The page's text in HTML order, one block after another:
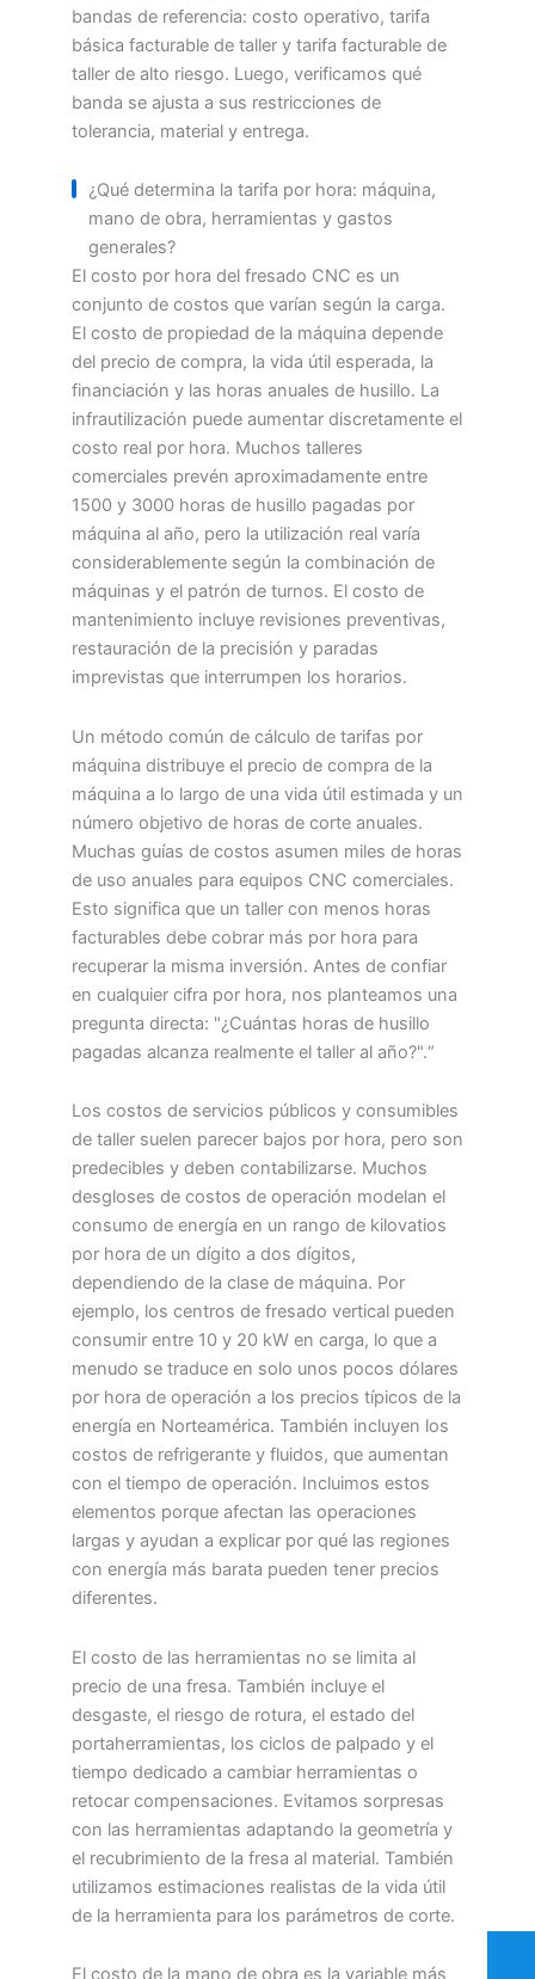
bandas de referencia: costo operativo, tarifa
básica facturable de taller y tarifa facturable de
taller de alto riesgo. Luego, verificamos qué
banda se ajusta a sus restricciones de
tolerancia, material y entrega.
¿Qué determina la tarifa por hora: máquina,
mano de obra, herramientas y gastos
generales?
El costo por hora del fresado CNC es un
conjunto de costos que varían según la carga.
El costo de propiedad de la máquina depende
del precio de compra, la vida útil esperada, la
financiación y las horas anuales de husillo. La
infrautilización puede aumentar discretamente el
costo real por hora. Muchos talleres
comerciales prevén aproximadamente entre
1500 y 3000 horas de husillo pagadas por
máquina al año, pero la utilización real varía
considerablemente según la combinación de
máquinas y el patrón de turnos. El costo de
mantenimiento incluye revisiones preventivas,
restauración de la precisión y paradas
imprevistas que interrumpen los horarios.
Un método común de cálculo de tarifas por
máquina distribuye el precio de compra de la
máquina a lo largo de una vida útil estimada y un
número objetivo de horas de corte anuales.
Muchas guías de costos asumen miles de horas
de uso anuales para equipos CNC comerciales.
Esto significa que un taller con menos horas
facturables debe cobrar más por hora para
recuperar la misma inversión. Antes de confiar
en cualquier cifra por hora, nos planteamos una
pregunta directa: "¿Cuántas horas de husillo
pagadas alcanza realmente el taller al año?".“
Los costos de servicios públicos y consumibles
de taller suelen parecer bajos por hora, pero son
predecibles y deben contabilizarse. Muchos
desgloses de costos de operación modelan el
consumo de energía en un rango de kilovatios
por hora de un dígito a dos dígitos,
dependiendo de la clase de máquina. Por
ejemplo, los centros de fresado vertical pueden
consumir entre 10 y 20 kW en carga, lo que a
menudo se traduce en solo unos pocos dólares
por hora de operación a los precios típicos de la
energía en Norteamérica. También incluyen los
costos de refrigerante y fluidos, que aumentan
con el tiempo de operación. Incluimos estos
elementos porque afectan las operaciones
largas y ayudan a explicar por qué las regiones
con energía más barata pueden tener precios
diferentes.
El costo de las herramientas no se limita al
precio de una fresa. También incluye el
desgaste, el riesgo de rotura, el estado del
portaherramientas, los ciclos de palpado y el
tiempo dedicado a cambiar herramientas o
retocar compensaciones. Evitamos sorpresas
con las herramientas adaptando la geometría y
el recubrimiento de la fresa al material. También
utilizamos estimaciones realistas de la vida útil
de la herramienta para los parámetros de corte.
El costo de la mano de obra es la variable más